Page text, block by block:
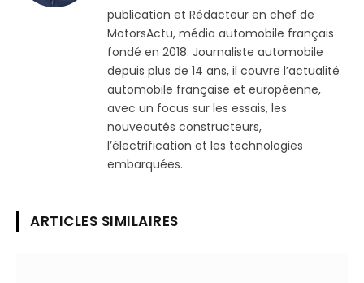
publication et Rédacteur en chef de
MotorsActu, média automobile français
fondé en 2018. Journaliste automobile
depuis plus de 14 ans, il couvre l’actualité
automobile française et européenne,
avec un focus sur les essais, les
nouveautés constructeurs,
l’électrification et les technologies
embarquées.
ARTICLES SIMILAIRES